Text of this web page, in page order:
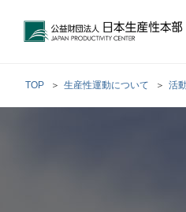
TOP 生産性運動について 活